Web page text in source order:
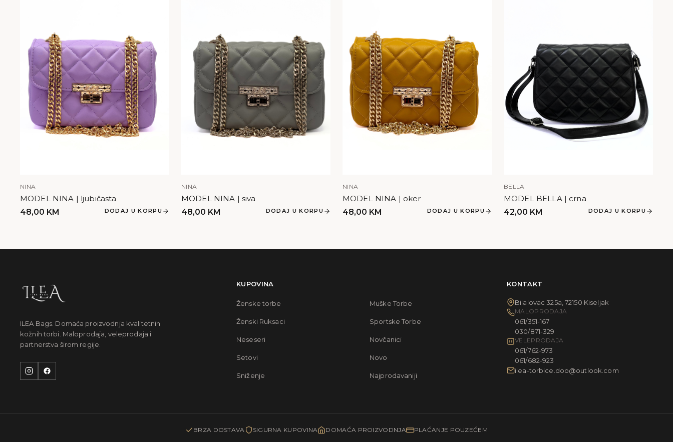
NINA
MODEL NINA | ljubičasta
48,00 KM DODAJ U KORPU
NINA
MODEL NINA | siva
48,00 KM DODAJ U KORPU
NINA
MODEL NINA | oker
48,00 KM DODAJ U KORPU
BELLA
MODEL BELLA | crna
42,00 KM DODAJ U KORPU
ILEA Bags. Domaća proizvodnja kvalitetnih
kožnih torbi. Maloprodaja, veleprodaja i
partnerstva širom regije.
KUPOVINA
Ženske torbe Muške Torbe
Ženski Ruksaci Sportske Torbe
Neseseri Novčanici
Setovi Novo
Sniženje Najprodavaniji
KONTAKT
Bilalovac 325a, 72150 Kiseljak
MALOPRODAJA
061/351-167
030/871-329
VELEPRODAJA
061/762-973
061/682-923
ilea-torbice.doo@outlook.com
BRZA DOSTAVA SIGURNA KUPOVINA DOMAĆA PROIZVODNJA PLAĆANJE POUZEĆEM